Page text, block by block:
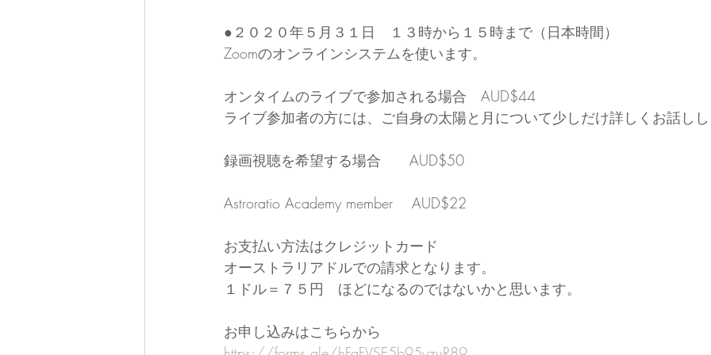
●２０２０年５月３１日　１３時から１５時まで（日本時間）
Zoomのオンラインシステムを使います。
オンタイムのライブで参加される場合　AUD$44
ライブ参加者の方には、ご自身の太陽と月について少しだけ詳しくお話し
録画視聴を希望する場合　　AUD$50
Astroratio Academy member 　AUD$22
お支払い方法はクレジットカード
オーストラリアドルでの請求となります。
１ドル＝７５円　ほどになるのではないかと思います。
お申し込みはこちらから